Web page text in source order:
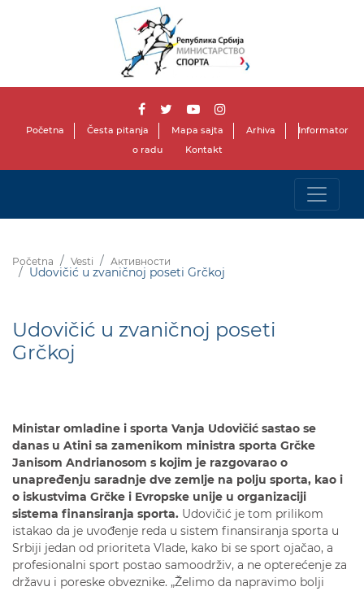
Početna Česta pitanja Mapa sajta Arhiva
Informator
o radu
Kontakt
Početna Vesti Активности
Udovičić u zvaničnoj poseti Grčkoj
Udovičić u zvaničnoj poseti
Grčkoj
Ministar omladine i sporta Vanja Udovičić sastao se
danas u Atini sa zamenikom ministra sporta Grčke
Janisom Andrianosom s kojim je razgovarao o
unapređenju saradnje dve zemlje na polju sporta, kao i
o iskustvima Grčke i Evropske unije u organizaciji
sistema finansiranja sporta. Udovičić je tom prilikom
istakao da je uvođenje reda u sistem finansiranja sporta u
Srbiji jedan od prioriteta Vlade, kako bi se sport ojačao, a
profesionalni sport postao samoodrživ, a ne opterećenje za
državu i poreske obveznike. „Želimo da napravimo bolji